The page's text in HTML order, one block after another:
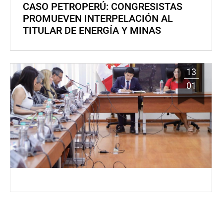
CASO PETROPERÚ: CONGRESISTAS
PROMUEVEN INTERPELACIÓN AL
TITULAR DE ENERGÍA Y MINAS
13
01